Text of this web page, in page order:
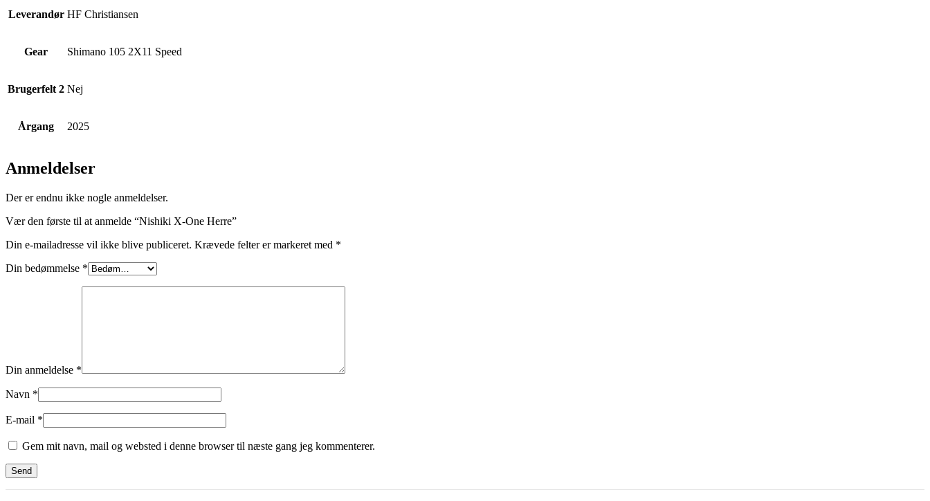
Leverandør HF Christiansen
Gear Shimano 105 2X11 Speed
Brugerfelt 2 Nej
Årgang 2025
Anmeldelser
Der er endnu ikke nogle anmeldelser.
Vær den første til at anmelde “Nishiki X-One Herre”
Din e-mailadresse vil ikke blive publiceret. Krævede felter er markeret med *
Din bedømmelse *
Din anmeldelse *
Navn *
E-mail *
Gem mit navn, mail og websted i denne browser til næste gang jeg kommenterer.